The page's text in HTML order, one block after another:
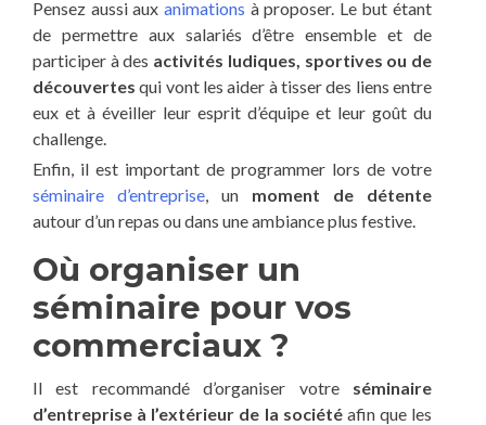
Pensez aussi aux animations à proposer. Le but étant
de permettre aux salariés d’être ensemble et de
participer à des activités ludiques, sportives ou de
découvertes qui vont les aider à tisser des liens entre
eux et à éveiller leur esprit d’équipe et leur goût du
challenge.
Enfin, il est important de programmer lors de votre
séminaire d’entreprise , un moment de détente
autour d’un repas ou dans une ambiance plus festive.
Où organiser un
séminaire pour vos
commerciaux ?
Il est recommandé d’organiser votre séminaire
d’entreprise à l’extérieur de la société afin que les